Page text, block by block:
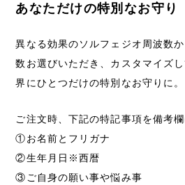
あなただけの特別なお守り
異なる効果のソルフェジオ周波数
数お選びいただき、カスタマイズ
界にひとつだけの特別なお守りに。
ご注文時、下記の特記事項を備考欄
①お名前とフリガナ
②生年月日※西暦
③ご自身の願い事や悩み事